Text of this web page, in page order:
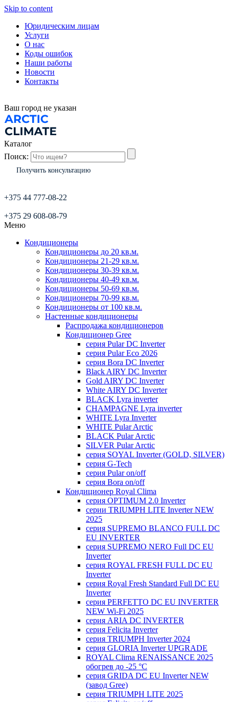
Skip to content
Юридическим лицам
Услуги
О нас
Коды ошибок
Наши работы
Новости
Контакты
Ваш город не указан
Каталог
Поиск:
Получить консультацию
+375 44 777-08-22
+375 29 608-08-79
Меню
Кондиционеры
Кондиционеры до 20 кв.м.
Кондиционеры 21-29 кв.м.
Кондиционеры 30-39 кв.м.
Кондиционеры 40-49 кв.м.
Кондиционеры 50-69 кв.м.
Кондиционеры 70-99 кв.м.
Кондиционеры от 100 кв.м.
Настенные кондиционеры
Распродажа кондиционеров
Кондиционер Gree
серия Pular DC Inverter
серия Pular Eco 2026
серия Bora DC Inverter
Black AIRY DC Inverter
Gold AIRY DC Inverter
White AIRY DC Inverter
BLACK Lyra inverter
CHAMPAGNE Lyra inverter
WHITE Lyra Inverter
WHITE Pular Arctic
BLACK Pular Arctic
SILVER Pular Arctic
серия SOYAL Inverter (GOLD, SILVER)
серия G-Tech
серия Pular on/off
серия Bora on/off
Кондиционер Royal Clima
серия OPTIMUM 2.0 Inverter
серии TRIUMPH LITE Inverter NEW
2025
серия SUPREMO BLANCO FULL DC
EU INVERTER
серия SUPREMO NERO Full DC EU
Inverter
серия ROYAL FRESH FULL DC EU
Inverter
серия Royal Fresh Standard Full DC EU
Inverter
серия PERFETTO DC EU INVERTER
NEW Wi-Fi 2025
серия ARIA DC INVERTER
серия Felicita Inverter
серия TRIUMPH Inverter 2024
серия GLORIA Inverter UPGRADE
ROYAL Clima RENAISSANCE 2025
обогрев до -25 °С
серия GRIDA DC EU Inverter NEW
(завод Gree)
серия TRIUMPH LITE 2025